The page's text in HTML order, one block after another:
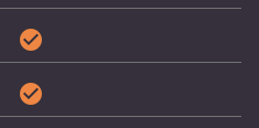
check_circle
check_circle